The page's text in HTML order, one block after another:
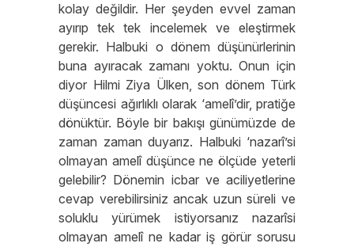
kolay değildir. Her şeyden evvel zaman
ayırıp tek tek incelemek ve eleştirmek
gerekir. Halbuki o dönem düşünürlerinin
buna ayıracak zamanı yoktu. Onun için
diyor Hilmi Ziya Ülken, son dönem Türk
düşüncesi ağırlıklı olarak ‘amelî’dir, pratiğe
dönüktür. Böyle bir bakışı günümüzde de
zaman zaman duyarız. Halbuki ‘nazarî’si
olmayan amelî düşünce ne ölçüde yeterli
gelebilir? Dönemin icbar ve aciliyetlerine
cevap verebilirsiniz ancak uzun süreli ve
soluklu yürümek istiyorsanız nazarîsi
olmayan amelî ne kadar iş görür sorusu